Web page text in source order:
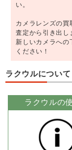
い。
カメラレンズの買
査定から引き出し
新しいカメラへの
ください！
ラクウルについて
ラクウルの